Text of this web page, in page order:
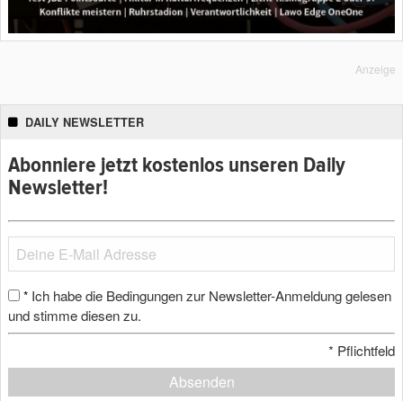
Anzeige
DAILY NEWSLETTER
Abonniere jetzt kostenlos unseren Daily
Newsletter!
* Ich habe die Bedingungen zur Newsletter-Anmeldung gelesen
und stimme diesen zu.
* Pflichtfeld
Absenden